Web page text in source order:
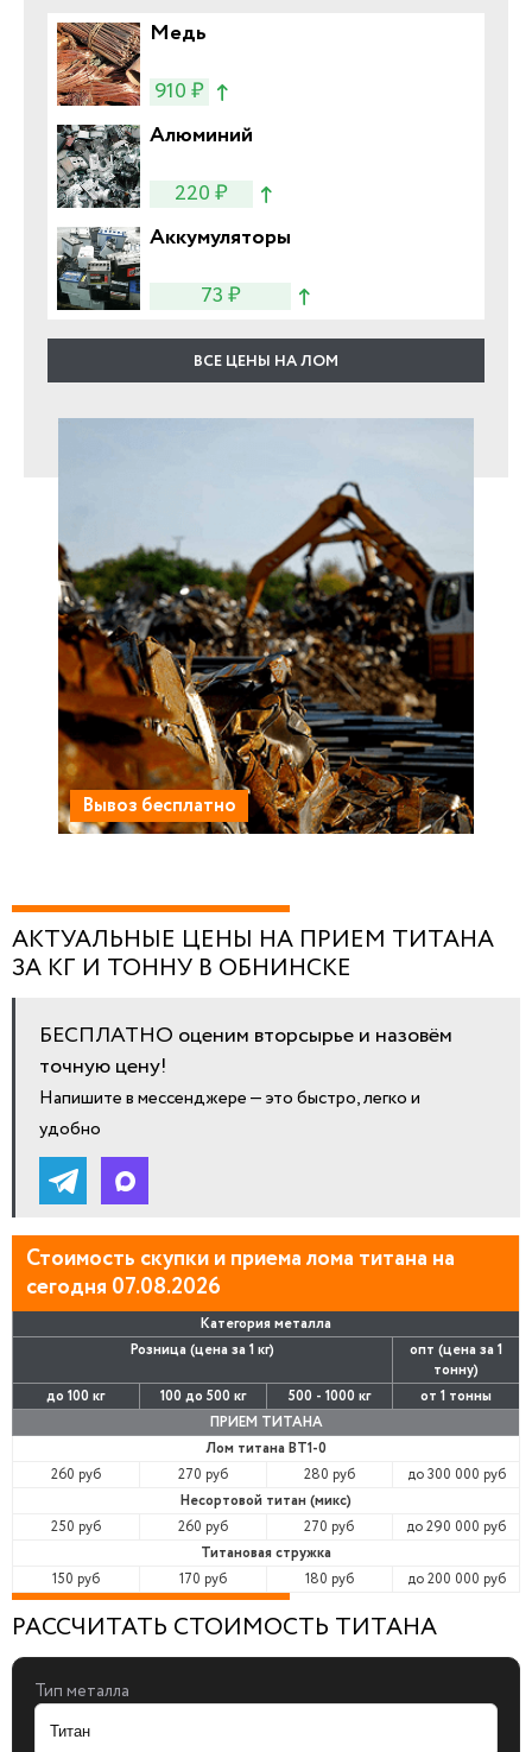
Вывоз бесплатно
Медь
910 ₽
Алюминий
220 ₽
Аккумуляторы
73 ₽
ВСЕ ЦЕНЫ НА ЛОМ
АКТУАЛЬНЫЕ ЦЕНЫ НА ПРИЕМ ТИТАНА
ЗА КГ И ТОННУ В ОБНИНСКЕ
БЕСПЛАТНО оценим вторсырье и назовём
точную цену!
Напишите в мессенджере — это быстро, легко и
удобно
Стоимость скупки и приема лома титана на
сегодня 07.08.2026
Категория металла
Розница (цена за 1 кг)
опт (цена за 1
тонну)
до 100 кг
100 до 500 кг 500 - 1000 кг
от 1 тонны
ПРИЕМ ТИТАНА
Лом титана ВТ1-0
260 руб
270 руб 280 руб
до 300 000 руб
Несортовой титан (микс)
250 руб
260 руб 270 руб
до 290 000 руб
Титановая стружка
150 руб
170 руб 180 руб до 200 000 руб
РАССЧИТАТЬ СТОИМОСТЬ ТИТАНА
Тип металла